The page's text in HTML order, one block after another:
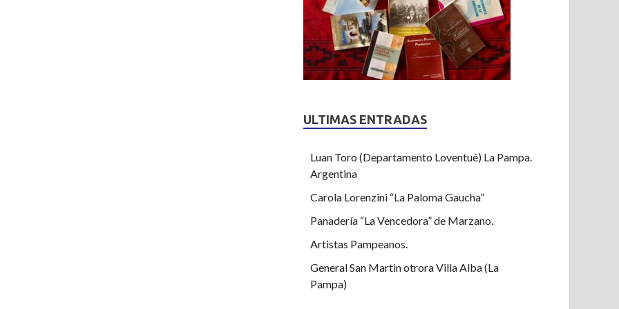
ULTIMAS ENTRADAS
Luan Toro (Departamento Loventué) La Pampa.
Argentina
Carola Lorenzini “La Paloma Gaucha”
Panadería “La Vencedora” de Marzano.
Artistas Pampeanos.
General San Martin otrora Villa Alba (La
Pampa)